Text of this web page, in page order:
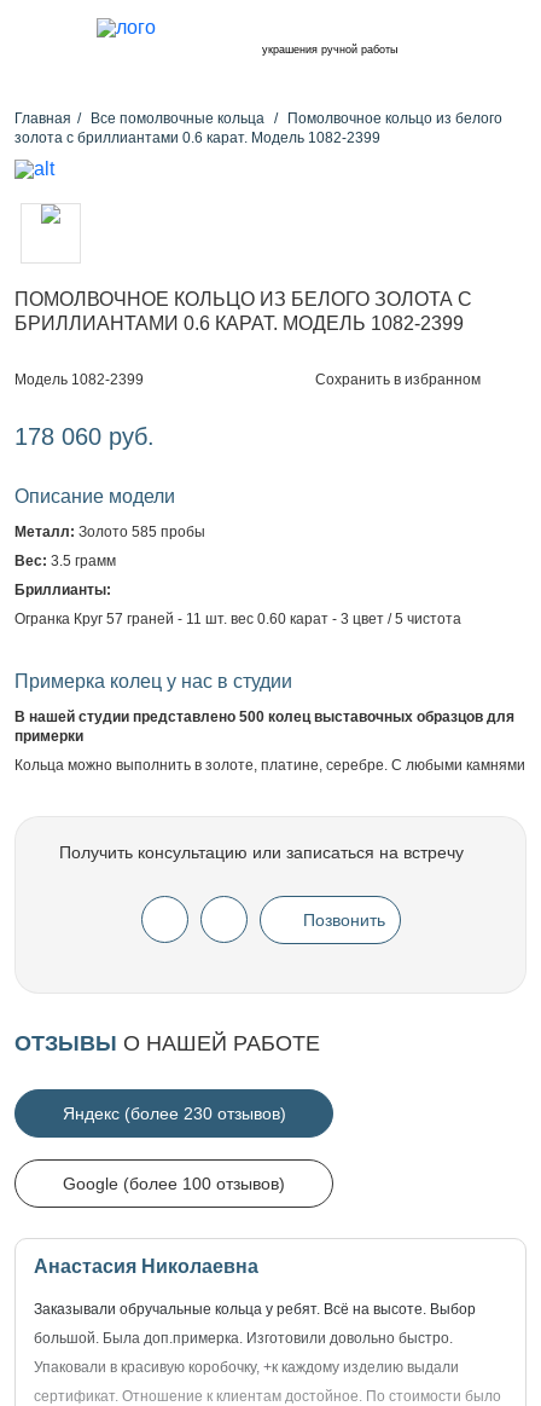
украшения ручной работы
Главная Все помолвочные кольца
Помолвочное кольцо из белого
золота с бриллиантами 0.6 карат. Модель 1082-2399
ПОМОЛВОЧНОЕ КОЛЬЦО ИЗ БЕЛОГО ЗОЛОТА С
БРИЛЛИАНТАМИ 0.6 КАРАТ. МОДЕЛЬ 1082-2399
Модель 1082-2399 Сохранить в избранном
178 060 руб.
Описание модели
Металл: Золото 585 пробы
Вес: 3.5 грамм
Бриллианты:
Огранка Круг 57 граней - 11 шт. вес 0.60 карат - 3 цвет / 5 чистота
Примерка колец у нас в студии
В нашей студии представлено 500 колец выставочных образцов для
примерки
Кольца можно выполнить в золоте, платине, серебре. С любыми камнями
Получить консультацию или записаться на встречу
Позвонить
ОТЗЫВЫ О НАШЕЙ РАБОТЕ
Яндекс (более 230 отзывов)
Google (более 100 отзывов)
Анастасия Николаевна
Заказывали обручальные кольца у ребят. Всё на высоте. Выбор
большой. Была доп.примерка. Изготовили довольно быстро.
Упаковали в красивую коробочку, +к каждому изделию выдали
сертификат. Отношение к клиентам достойное. По стоимости было